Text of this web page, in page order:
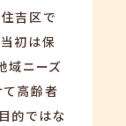
吉区で
初は保
域ニーズ
て高齢者
的ではな